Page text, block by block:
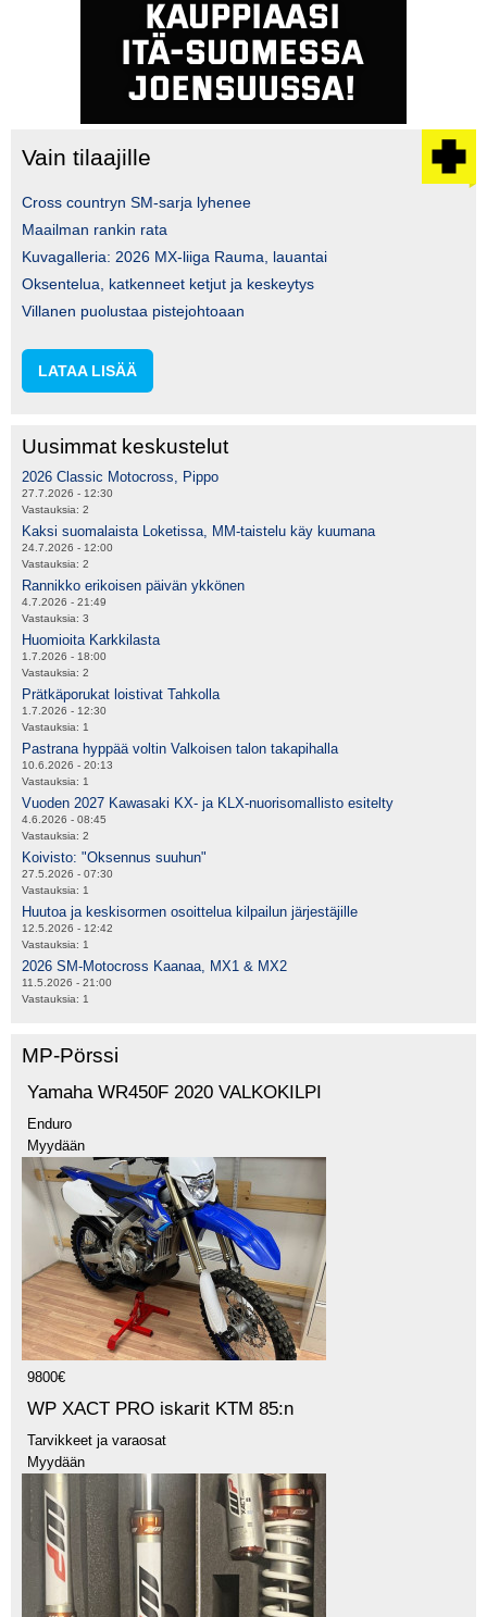
Vain tilaajille
Cross countryn SM-sarja lyhenee
Maailman rankin rata
Kuvagalleria: 2026 MX-liiga Rauma, lauantai
Oksentelua, katkenneet ketjut ja keskeytys
Villanen puolustaa pistejohtoaan
LATAA LISÄÄ
Uusimmat keskustelut
2026 Classic Motocross, Pippo
27.7.2026 - 12:30
Vastauksia: 2
Kaksi suomalaista Loketissa, MM-taistelu käy kuumana
24.7.2026 - 12:00
Vastauksia: 2
Rannikko erikoisen päivän ykkönen
4.7.2026 - 21:49
Vastauksia: 3
Huomioita Karkkilasta
1.7.2026 - 18:00
Vastauksia: 2
Prätkäporukat loistivat Tahkolla
1.7.2026 - 12:30
Vastauksia: 1
Pastrana hyppää voltin Valkoisen talon takapihalla
10.6.2026 - 20:13
Vastauksia: 1
Vuoden 2027 Kawasaki KX- ja KLX-nuorisomallisto esitelty
4.6.2026 - 08:45
Vastauksia: 2
Koivisto: "Oksennus suuhun"
27.5.2026 - 07:30
Vastauksia: 1
Huutoa ja keskisormen osoittelua kilpailun järjestäjille
12.5.2026 - 12:42
Vastauksia: 1
2026 SM-Motocross Kaanaa, MX1 & MX2
11.5.2026 - 21:00
Vastauksia: 1
MP-Pörssi
Yamaha WR450F 2020 VALKOKILPI
Enduro
Myydään
9800€
WP XACT PRO iskarit KTM 85:n
Tarvikkeet ja varaosat
Myydään